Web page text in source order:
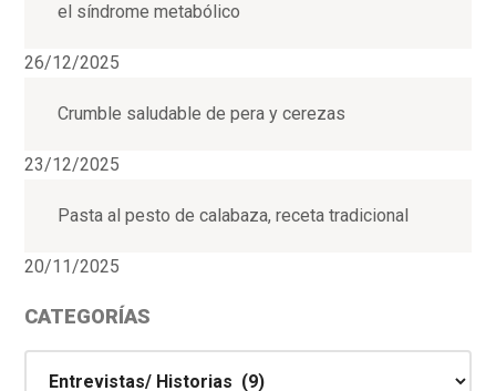
el síndrome metabólico
26/12/2025
Crumble saludable de pera y cerezas
23/12/2025
Pasta al pesto de calabaza, receta tradicional
20/11/2025
CATEGORÍAS